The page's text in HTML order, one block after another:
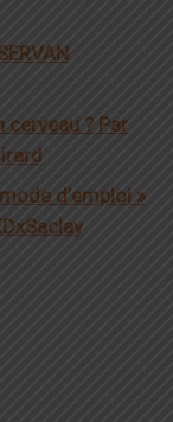
cerveau ? Par
d’emploi »